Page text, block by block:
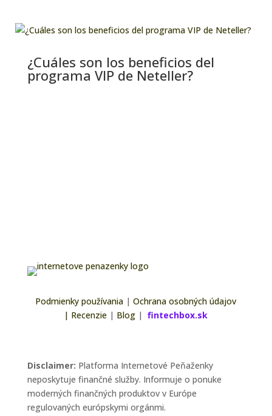
¿Cuáles son los beneficios del
programa VIP de Neteller?
Podmienky používania |Ochrana osobných údajov
| Recenzie | Blog |fintechbox.sk
Disclaimer: Platforma Internetové Peňaženky
neposkytuje finančné služby. Informuje o ponuke
moderných finančných produktov v Európe
regulovaných európskymi orgánmi.